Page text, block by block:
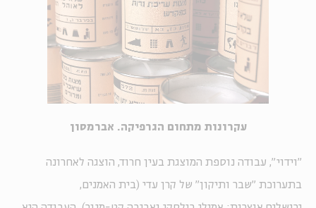
עקרונות מתחום הגרפיקה. אברמסון
"וידוי", עבודה נוספת המוצגת בעין חרוד, הוצגה לאחרונה
בתערוכת "שבר ותיקון" של קרן עדי (בית האמנים,